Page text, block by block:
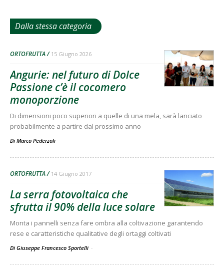
Dalla stessa categoria
ORTOFRUTTA 15 Giugno 2026
Angurie: nel futuro di Dolce
Passione c’è il cocomero
monoporzione
Di dimensioni poco superiori a quelle di una mela, sarà lanciato
probabilmente a partire dal prossimo anno
Di Marco Pederzoli
ORTOFRUTTA 14 Giugno 2017
La serra fotovoltaica che
sfrutta il 90% della luce solare
Monta i pannelli senza fare ombra alla coltivazione garantendo
rese e caratteristiche qualitative degli ortaggi coltivati
Di Giuseppe Francesco Sportelli -